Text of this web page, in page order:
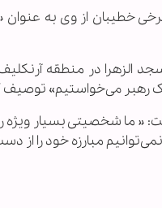
خطیبان از وی به
الزهرا در منطقه
رهبر می‌خواستیم» توصیف
ما شخصیتی بسیار ویژه
مبارزه خود را از